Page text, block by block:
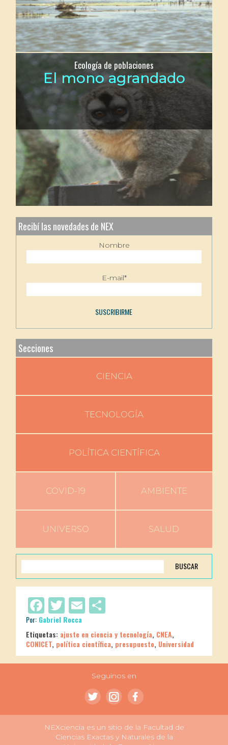
Ecología de poblaciones
El mono agrandado
Recibí las novedades de NEX
Nombre
E-mail*
Secciones
CIENCIA
TECNOLOGÍA
POLÍTICA CIENTÍFICA
COVID-19 AMBIENTE
UNIVERSO SALUD
BUSCAR
Facebook
Twitter
Email
Por: Gabriel Rocca
Etiquetas: ajuste en ciencia y tecnología, CNEA,
CONICET, política científica, presupuesto, Universidad
Seguinos en
NEXciencia es un sitio de la Facultad de
Ciencias Exactas y Naturales de la